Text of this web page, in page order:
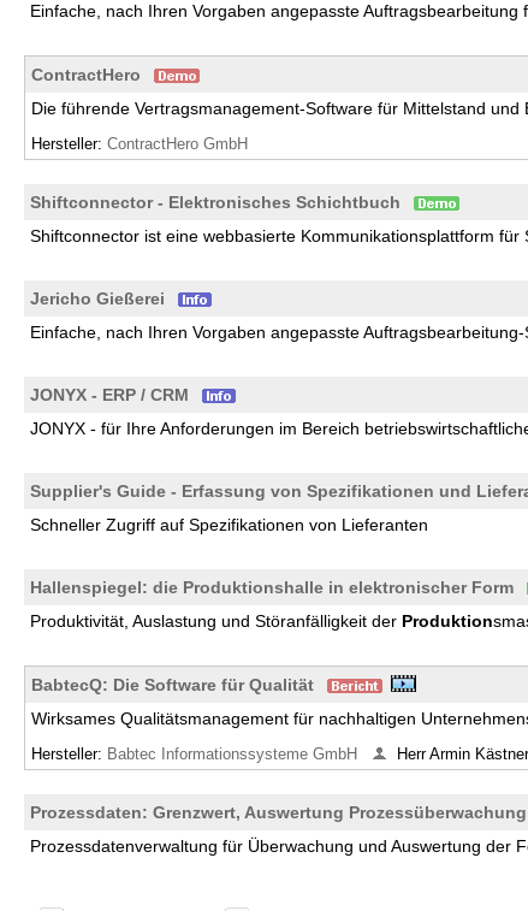
Einfache, nach Ihren Vorgaben angepasste Auftragsbearbeitung
ContractHero
Die führende Vertragsmanagement-Software für Mittelstand und
Hersteller: ContractHero GmbH
Shiftconnector - Elektronisches Schichtbuch
Shiftconnector ist eine webbasierte Kommunikationsplattform für
Jericho Gießerei
Einfache, nach Ihren Vorgaben angepasste
JONYX - ERP / CRM
JONYX - für Ihre Anforderungen im Bereich
Supplier's Guide - Erfassung von Spezifikationen und
Schneller Zugriff auf Spezifikationen von Lieferanten
Hallenspiegel: die Produktionshalle in elektronischer Form
Produktivität, Auslastung und Störanfälligkeit der Produktion
BabtecQ: Die Software für Qualität
Wirksames Qualitätsmanagement für nachhaltigen
Hersteller: Babtec Informationssysteme GmbH Herr Armin
Prozessdaten: Grenzwert, Auswertung Prozessüberwachung
Prozessdatenverwaltung für Überwachung und Auswertung der